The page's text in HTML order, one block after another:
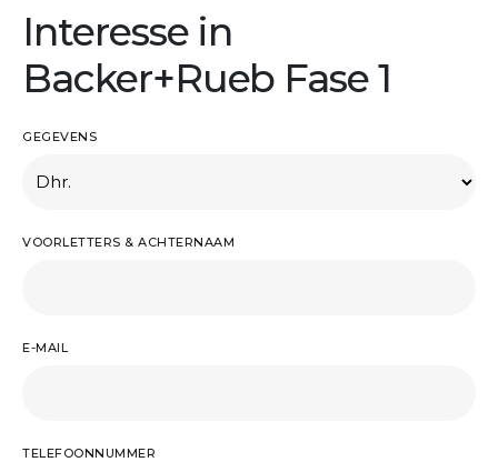
Interesse in
Backer+Rueb Fase 1
GEGEVENS
VOORLETTERS & ACHTERNAAM
E-MAIL
TELEFOONNUMMER